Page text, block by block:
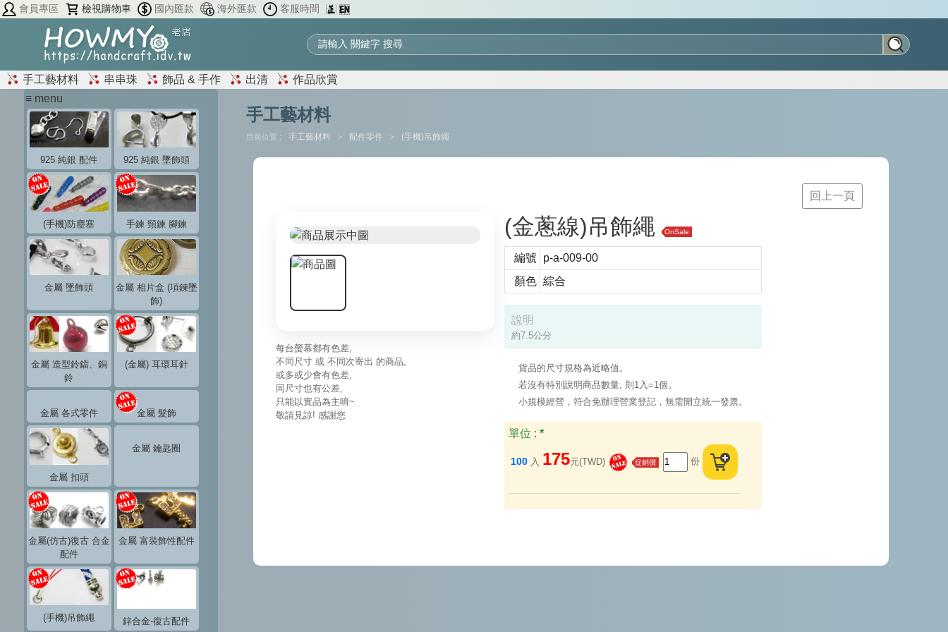
會員專區 檢視購物車 國內匯款 海外匯款 客服時間
手工藝材料 串串珠 飾品 & 手作 出清
作品欣賞
≡ menu
925 純銀 配件 925 純銀 墜飾頭
(手機)防塵塞 手鍊 頸鍊 腳鍊
金屬 墜飾頭
金屬 相片盒 (項鍊墜
飾)
金屬 造型鈴鐺、銅
鈴
(金屬) 耳環耳針
金屬 各式零件 金屬 髮飾
金屬 扣頭
金屬 鑰匙圈
金屬(仿古)復古 合金
配件
金屬 富裝飾性配件
(手機)吊飾繩 鋅合金-復古配件
手工藝材料
目前位置 : 手工藝材料 > 配件零件 > (手機)吊飾繩
回上一頁
每台螢幕都有色差,
不同尺寸 或 不同次寄出 的商品,
或多或少會有色差,
同尺寸也有公差,
只能以實品為主唷~
敬請見諒! 感謝您
(金蔥線)吊飾繩 OnSale
編號
p-a-009-00
顏色 綜合
說明
約7.5公分
貨品的尺寸規格為近略值。
若沒有特別說明商品數量, 則1入=1個。
小規模經營，符合免辦理營業登記，無需開立統一發票。
單位 : *
100 入 175元(TWD) 促銷價 份